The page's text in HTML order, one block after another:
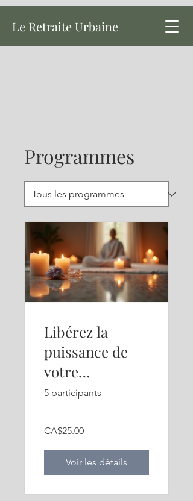
Le Retraite Urbaine
Programmes
Libérez la
puissance de
votre
intuition/Unlea
sh the Power of
Your Intuition/
Απελευθερώστε
τη δύναμη της
διαίσθησής σας
5 participants
CA$25.00
Voir les détails